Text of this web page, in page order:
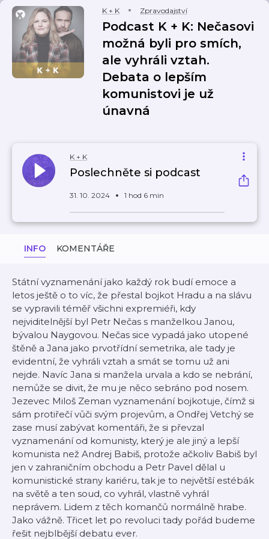
K + K Zpravodajství
Podcast K + K: Nečasovi
možná byli pro smích,
ale vyhráli vztah.
Debata o lepším
komunistovi je už
únavná
K + K
Poslechněte si podcast
31. 10. 2024 1 hod 6 min
INFO KOMENTÁŘE
Státní vyznamenání jako každý rok budí emoce a
letos ještě o to víc, že přestal bojkot Hradu a na slávu
se vypravili téměř všichni expremiéři, kdy
nejviditelnější byl Petr Nečas s manželkou Janou,
bývalou Naygovou. Nečas sice vypadá jako utopené
štěně a Jana jako prvotřídní semetrika, ale tady je
evidentní, že vyhráli vztah a smát se tomu už ani
nejde. Navíc Jana si manžela urvala a kdo se nebrání,
nemůže se divit, že mu je něco sebráno pod nosem.
Jezevec Miloš Zeman vyznamenání bojkotuje, čímž si
sám protiřečí vůči svým projevům, a Ondřej Vetchý se
zase musí zabývat komentáři, že si převzal
vyznamenání od komunisty, který je ale jiný a lepší
komunista než Andrej Babiš, protože ačkoliv Babiš byl
jen v zahraničním obchodu a Petr Pavel dělal u
komunistické strany kariéru, tak je to největší estébák
na světě a ten soud, co vyhrál, vlastně vyhrál
neprávem. Lidem z těch komančů normálně hrabe.
Jako vážně. Třicet let po revoluci tady pořád budeme
řešit nejblbější debatu ever.